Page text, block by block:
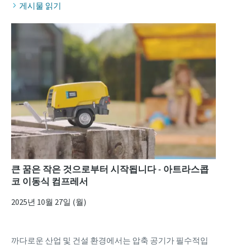
게시물 읽기
큰 꿈은 작은 것으로부터 시작됩니다 - 아트라스콥
코 이동식 컴프레서
2025년 10월 27일 (월)
까다로운 산업 및 건설 환경에서는 압축 공기가 필수적입